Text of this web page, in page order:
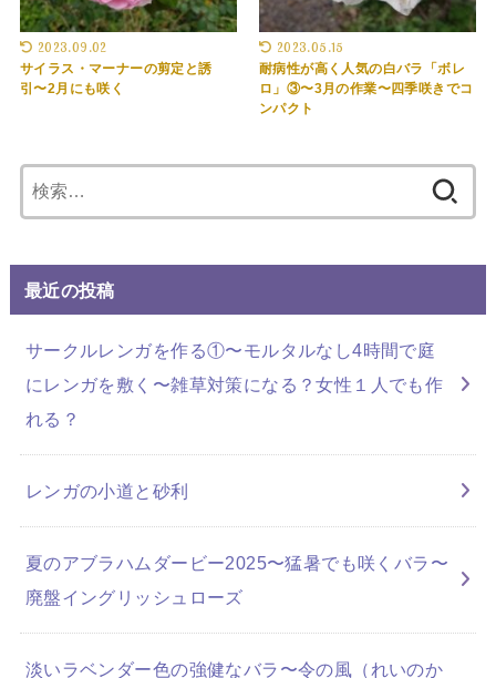
2023.09.02
サイラス・マーナーの剪定と誘
引〜2月にも咲く
2023.05.15
耐病性が高く人気の白バラ「ボレ
ロ」③〜3月の作業〜四季咲きでコ
ンパクト
索:
最近の投稿
サークルレンガを作る①〜モルタルなし4時間で庭
にレンガを敷く〜雑草対策になる？女性１人でも作
れる？
レンガの小道と砂利
夏のアブラハムダービー2025〜猛暑でも咲くバラ〜
廃盤イングリッシュローズ
淡いラベンダー色の強健なバラ〜令の風（れいのか